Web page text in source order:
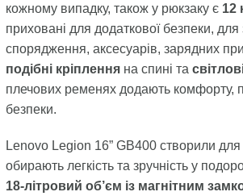
кожному випадку, також у рюкзаку є 12
приховані для додаткової безпеки, для
спорядження, аксесуарів, зарядних
подібні кріпленняна спині та
плечових ременях додають комфорту,
безпеки.
Lenovo Legion 16” GB400 створили для
обирають легкість та зручність у
18-літровий об’єм із магнітним